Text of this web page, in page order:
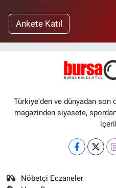
Ankete Katıl
Türkiye'den ve dünyadan son
magazinden siyasete,
Nöbetçi Eczaneler